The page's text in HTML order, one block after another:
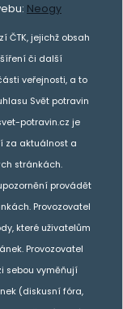
Neogy
ČTK, jejichž obsah
šíření či další
veřejnosti, a to
Svět potravin
potravin.cz je
za aktuálnost a
stránkách.
provádět
Provozovatel
které uživatelům
Provozovatel
sebou vyměňují
(diskusní fóra,